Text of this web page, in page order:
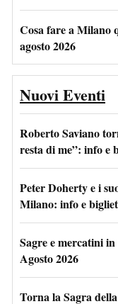
Cosa fare a Milano
agosto 2026
Nuovi Eventi
Roberto Saviano
resta di me”: info e
Peter Doherty e i
Milano: info e
Sagre e mercatini
Agosto 2026
Torna la Sagra